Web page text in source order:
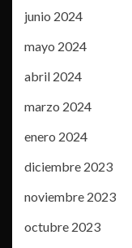
junio 2024
mayo 2024
abril 2024
marzo 2024
enero 2024
diciembre 2023
noviembre 2023
octubre 2023